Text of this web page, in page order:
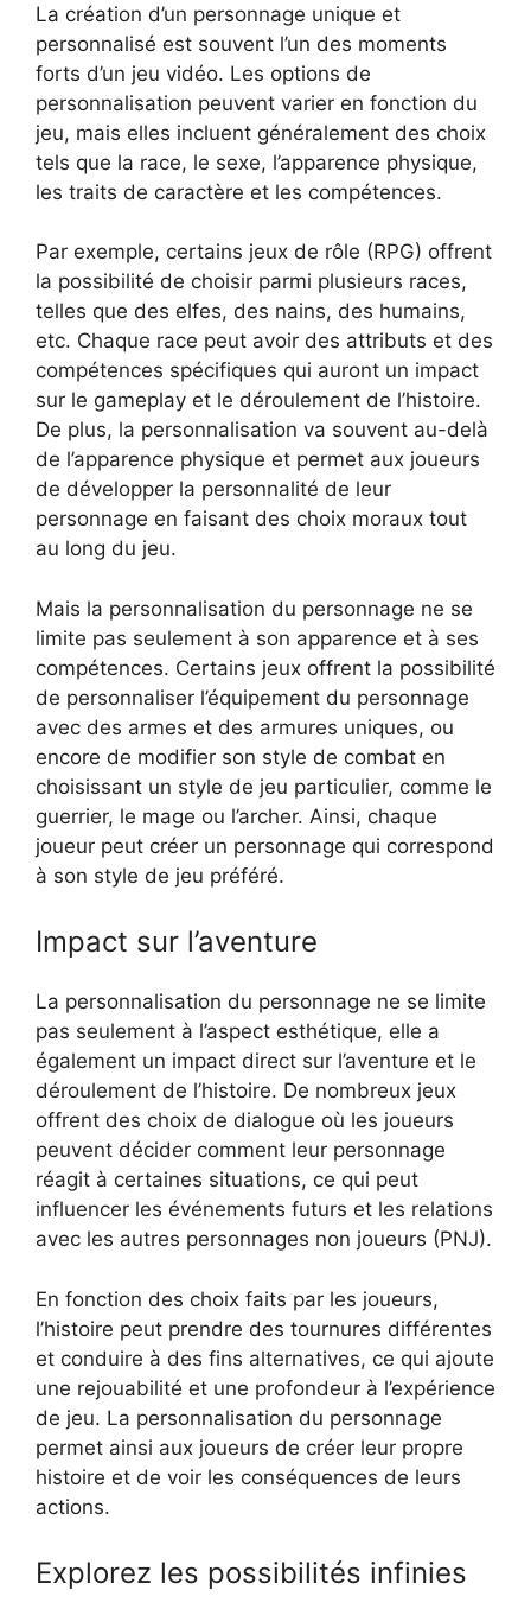
La création d’un personnage unique et
personnalisé est souvent l’un des moments
forts d’un jeu vidéo. Les options de
personnalisation peuvent varier en fonction du
jeu, mais elles incluent généralement des choix
tels que la race, le sexe, l’apparence physique,
les traits de caractère et les compétences.
Par exemple, certains jeux de rôle (RPG) offrent
la possibilité de choisir parmi plusieurs races,
telles que des elfes, des nains, des humains,
etc. Chaque race peut avoir des attributs et des
compétences spécifiques qui auront un impact
sur le gameplay et le déroulement de l’histoire.
De plus, la personnalisation va souvent au-delà
de l’apparence physique et permet aux joueurs
de développer la personnalité de leur
personnage en faisant des choix moraux tout
au long du jeu.
Mais la personnalisation du personnage ne se
limite pas seulement à son apparence et à ses
compétences. Certains jeux offrent la possibilité
de personnaliser l’équipement du personnage
avec des armes et des armures uniques, ou
encore de modifier son style de combat en
choisissant un style de jeu particulier, comme le
guerrier, le mage ou l’archer. Ainsi, chaque
joueur peut créer un personnage qui correspond
à son style de jeu préféré.
Impact sur l’aventure
La personnalisation du personnage ne se limite
pas seulement à l’aspect esthétique, elle a
également un impact direct sur l’aventure et le
déroulement de l’histoire. De nombreux jeux
offrent des choix de dialogue où les joueurs
peuvent décider comment leur personnage
réagit à certaines situations, ce qui peut
influencer les événements futurs et les relations
avec les autres personnages non joueurs (PNJ).
En fonction des choix faits par les joueurs,
l’histoire peut prendre des tournures différentes
et conduire à des fins alternatives, ce qui ajoute
une rejouabilité et une profondeur à l’expérience
de jeu. La personnalisation du personnage
permet ainsi aux joueurs de créer leur propre
histoire et de voir les conséquences de leurs
actions.
Explorez les possibilités infinies